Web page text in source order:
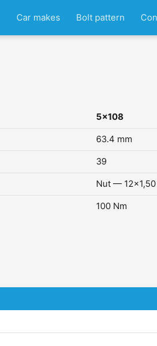
Car makes Bolt pattern
5x108
63.4 mm
39
Nut — 12x1,50
100 Nm